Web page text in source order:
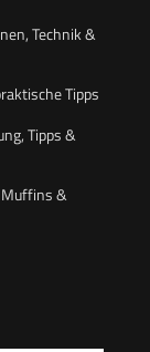
Technik &
Tipps
Tipps &
Muffins &